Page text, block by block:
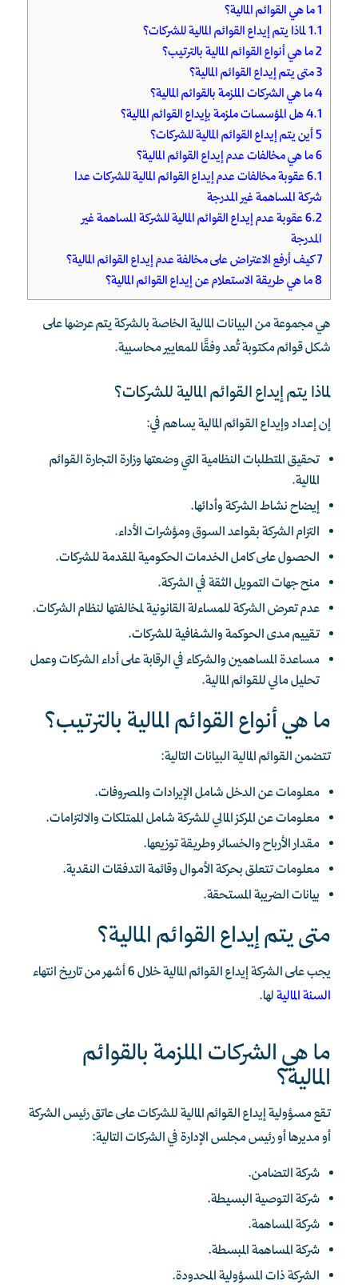
1ما هي القوائم المالية؟
1.1لماذا يتم إيداع القوائم المالية للشركات؟
2ما هي أنواع القوائم المالية بالترتيب؟
3متى يتم إيداع القوائم المالية؟
4ما هي الشركات الملزمة بالقوائم المالية؟
4.1هل المؤسسات ملزمة بإيداع القوائم المالية؟
5أين يتم إيداع القوائم المالية للشركات؟
6ما هي مخالفات عدم إيداع القوائم المالية؟
6.1عقوبة مخالفات عدم إيداع القوائم المالية للشركات عدا
شركة المساهمة غير المدرجة
6.2عقوبة عدم إيداع القوائم المالية للشركة المساهمة غير
المدرجة
7كيف أرفع الاعتراض على مخالفة عدم إيداع القوائم المالية؟
8ما هي طريقة الاستعلام عن إيداع القوائم المالية؟
هي مجموعة من البيانات المالية الخاصة بالشركة يتم عرضها على
شكل قوائم مكتوبة تُعد وفقًا للمعايير محاسبية.
لماذا يتم إيداع القوائم المالية للشركات؟
إن إعداد وإيداع القوائم المالية يساهم في:
تحقيق المتطلبات النظامية التي وضعتها وزارة التجارة القوائم
المالية.
إيضاح نشاط الشركة وأدائها.
التزام الشركة بقواعد السوق ومؤشرات الأداء.
الحصول على كامل الخدمات الحكومية المقدمة للشركات.
منح جهات التمويل الثقة في الشركة.
عدم تعرض الشركة للمساءلة القانونية لمخالفتها لنظام الشركات.
تقييم مدى الحوكمة والشفافية للشركات.
مساعدة المساهمين والشركاء في الرقابة على أداء الشركات وعمل
تحليل مالي للقوائم المالية.
ما هي أنواع القوائم المالية بالترتيب؟
تتضمن القوائم المالية البيانات التالية:
معلومات عن الدخل شامل الإيرادات والمصروفات.
معلومات عن المركز المالي للشركة شامل الممتلكات والالتزامات.
مقدار الأرباح والخسائر وطريقة توزيعها.
معلومات تتعلق بحركة الأموال وقائمة التدفقات النقدية.
بيانات الضريبة المستحقة.
متى يتم إيداع القوائم المالية؟
يجب على الشركة إيداع القوائم المالية خلال 6 أشهر من تاريخ انتهاء
السنة الماليةلها.
ما هي الشركات الملزمة بالقوائم
المالية؟
تقع مسؤولية إيداع القوائم المالية للشركات على عاتق رئيس الشركة
أو مديرها أو رئيس مجلس الإدارة في الشركات التالية:
شركة التضامن.
شركة التوصية البسيطة.
شركة المساهمة.
شركة المساهمة المبسطة.
الشركة ذات المسؤولية المحدودة.